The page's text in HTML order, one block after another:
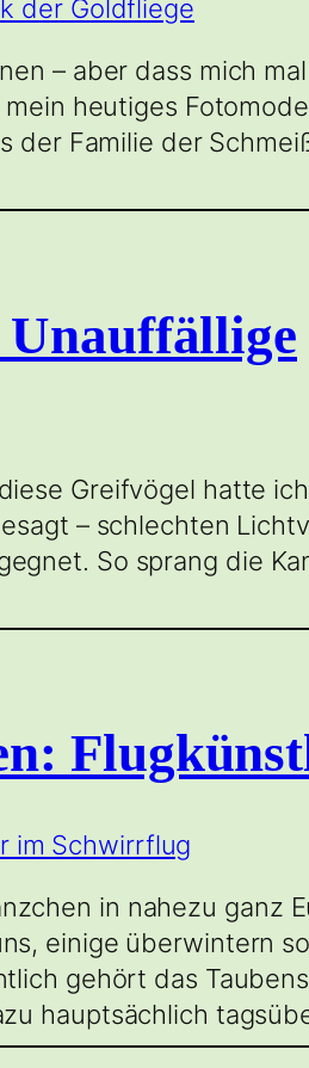
– aber dass mich
heutiges
der Familie der
Greifvögel hatte
– schlechten
So sprang die
in nahezu ganz
einige überwintern
gehört das
hauptsächlich